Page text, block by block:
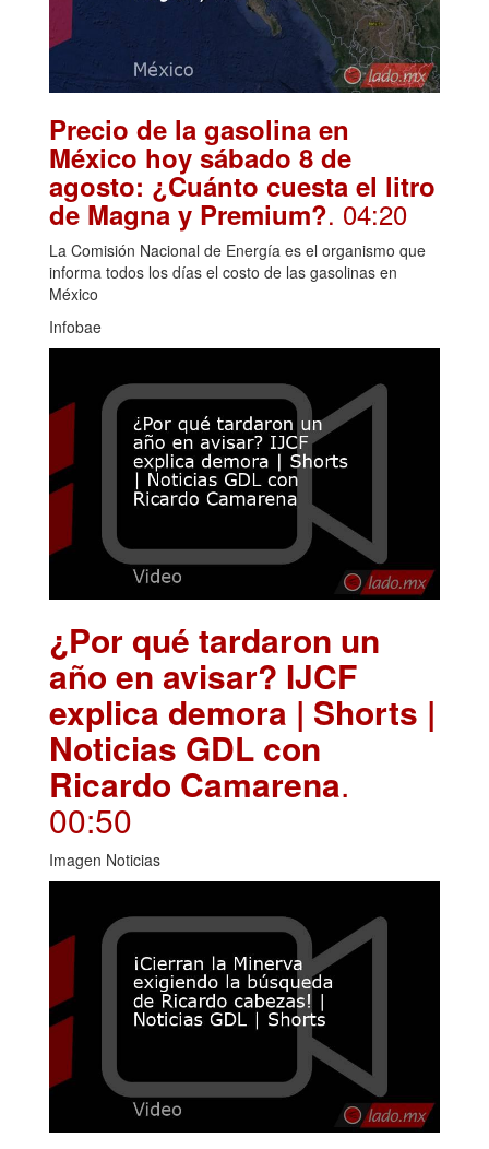
Precio de la gasolina en
México hoy sábado 8 de
agosto: ¿Cuánto cuesta el litro
de Magna y Premium?. 04:20
La Comisión Nacional de Energía es el organismo que
informa todos los días el costo de las gasolinas en
México
Infobae
¿Por qué tardaron un
año en avisar? IJCF
explica demora | Shorts |
Noticias GDL con
Ricardo Camarena.
00:50
Imagen Noticias